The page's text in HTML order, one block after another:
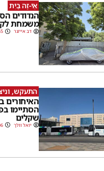
אֵי-זֶה בַּיִת
הנדודים
משמחת
דב אייזנר
התעקש,
האיחורים
הסתיימו
שקלים
יואל וולך